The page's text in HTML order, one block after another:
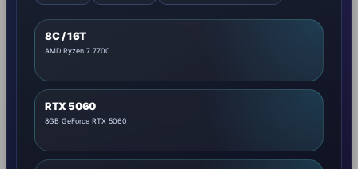
8C / 16T
AMD Ryzen 7 7700
RTX 5060
8GB GeForce RTX 5060